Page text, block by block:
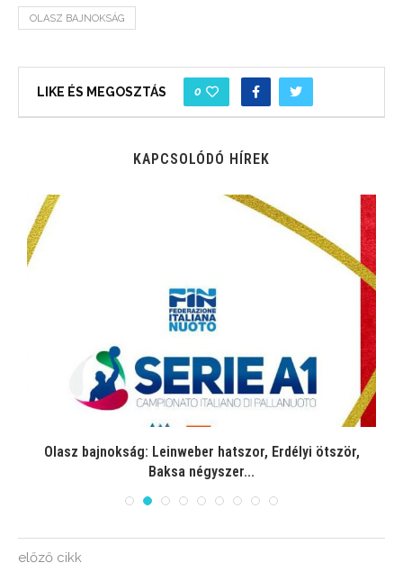
OLASZ BAJNOKSÁG
LIKE ÉS MEGOSZTÁS 0
KAPCSOLÓDÓ HÍREK
Olasz bajnokság: Leinweber hatszor, Erdélyi ötször,
Baksa négyszer...
előző cikk